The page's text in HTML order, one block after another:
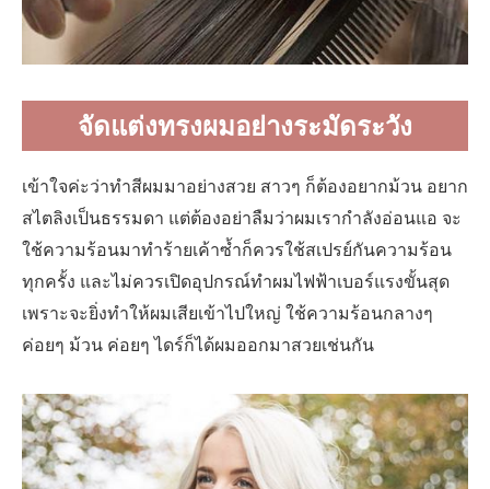
จัดแต่งทรงผมอย่างระมัดระวัง
เข้าใจค่ะว่าทำสีผมมาอย่างสวย สาวๆ ก็ต้องอยากม้วน อยาก
สไตลิงเป็นธรรมดา แต่ต้องอย่าลืมว่าผมเรากำลังอ่อนแอ จะ
ใช้ความร้อนมาทำร้ายเค้าซ้ำก็ควรใช้สเปรย์กันความร้อน
ทุกครั้ง และไม่ควรเปิดอุปกรณ์ทำผมไฟฟ้าเบอร์แรงขั้นสุด
เพราะจะยิ่งทำให้ผมเสียเข้าไปใหญ่ ใช้ความร้อนกลางๆ
ค่อยๆ ม้วน ค่อยๆ ไดร์ก็ได้ผมออกมาสวยเช่นกัน